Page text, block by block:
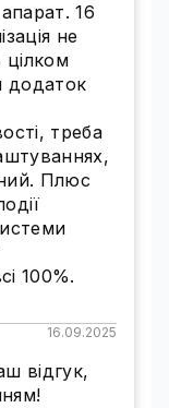
(плач
т.п.)
мобільними
основі
система],
і
диска (10
16
не
додаток
треба
Плюс
100%.
16.09.2025
відгук,